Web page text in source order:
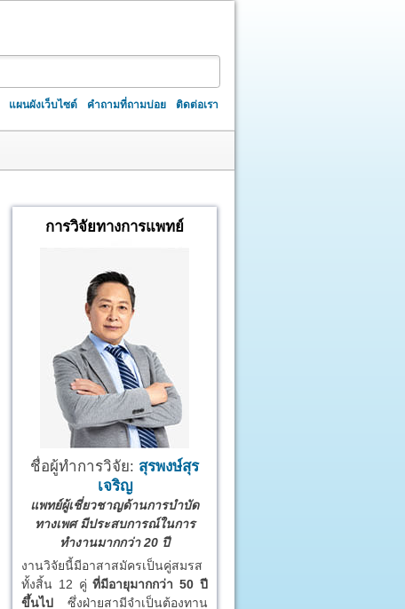
แผนผังเว็บไซต์ คำถามที่ถามบ่อย ติดต่อเรา
การวิจัยทางการแพทย์
ชื่อผู้ทำการวิจัย: สุรพงษ์สุร
เจริญ
แพทย์ผู้เชี่ยวชาญด้านการบำบัด
ทางเพศ มีประสบการณ์ในการ
ทำงานมากกว่า 20 ปี
งานวิจัยนี้มีอาสาสมัครเป็นคู่สมรส
ทั้งสิ้น 12 คู่ที่มีอายุมากกว่า 50 ปี
ขึ้นไป ซึ่งฝ่ายสามีจำเป็นต้องทาน